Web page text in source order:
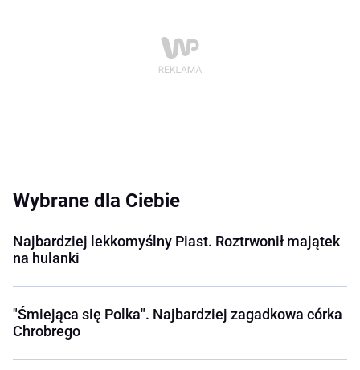
Wybrane dla Ciebie
Najbardziej lekkomyślny Piast. Roztrwonił majątek
na hulanki
"Śmiejąca się Polka". Najbardziej zagadkowa córka
Chrobrego